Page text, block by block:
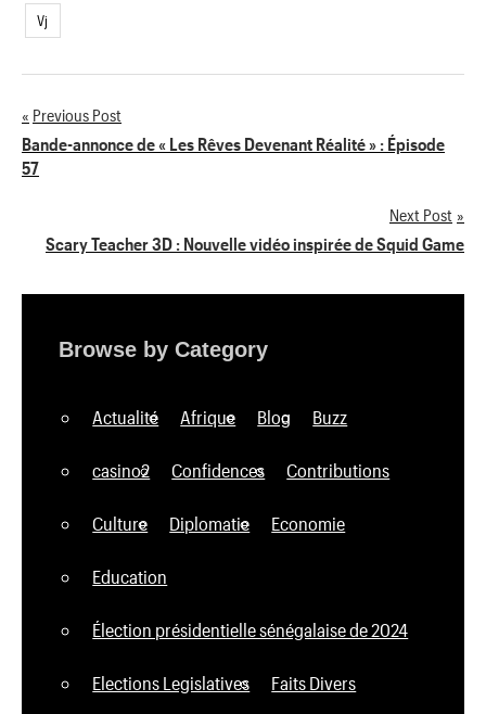
Vj
Navigation
de
Previous Post
Bande-annonce de « Les Rêves Devenant Réalité » : Épisode
57
Next Post
Scary Teacher 3D : Nouvelle vidéo inspirée de Squid Game
Browse by Category
Actualité Afrique Blog Buzz
casino2 Confidences Contributions
Culture Diplomatie Economie
Education
Élection présidentielle sénégalaise de 2024
Elections Legislatives Faits Divers